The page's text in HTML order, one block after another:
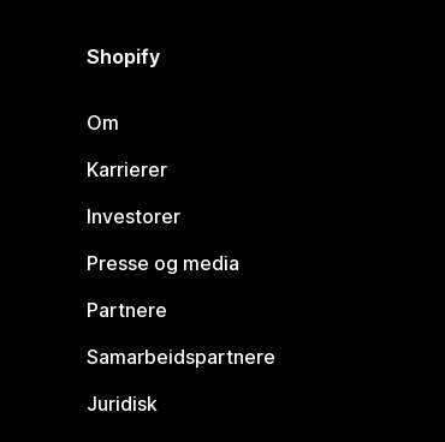
Shopify
Om
Karrierer
Investorer
Presse og media
Partnere
Samarbeidspartnere
Juridisk